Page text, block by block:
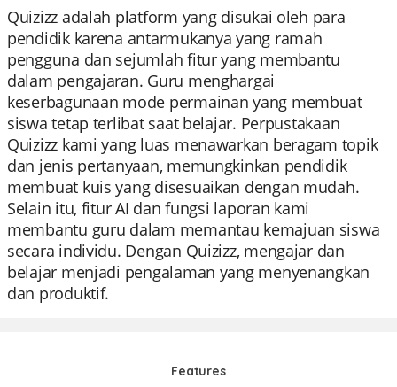
Quizizz adalah platform yang disukai oleh para
pendidik karena antarmukanya yang ramah
pengguna dan sejumlah fitur yang membantu
dalam pengajaran. Guru menghargai
keserbagunaan mode permainan yang membuat
siswa tetap terlibat saat belajar. Perpustakaan
Quizizz kami yang luas menawarkan beragam topik
dan jenis pertanyaan, memungkinkan pendidik
membuat kuis yang disesuaikan dengan mudah.
Selain itu, fitur AI dan fungsi laporan kami
membantu guru dalam memantau kemajuan siswa
secara individu. Dengan Quizizz, mengajar dan
belajar menjadi pengalaman yang menyenangkan
dan produktif.
Features